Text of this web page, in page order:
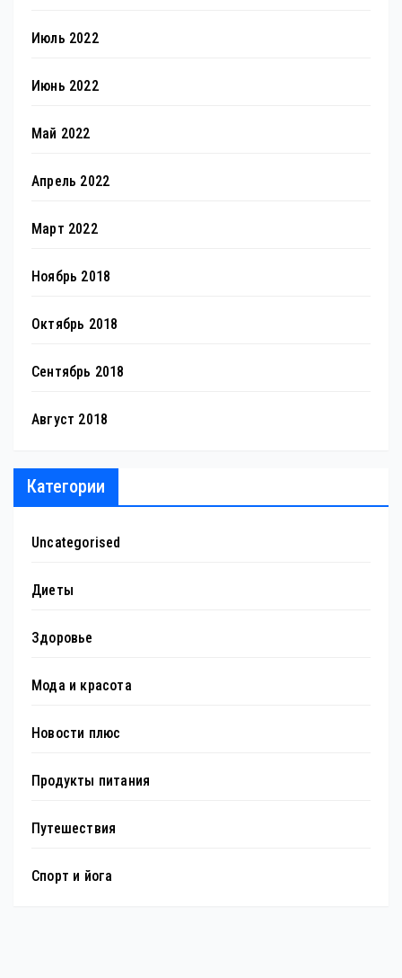
Июль 2022
Июнь 2022
Май 2022
Апрель 2022
Март 2022
Ноябрь 2018
Октябрь 2018
Сентябрь 2018
Август 2018
Категории
Uncategorised
Диеты
Здоровье
Мода и красота
Новости плюс
Продукты питания
Путешествия
Спорт и йога